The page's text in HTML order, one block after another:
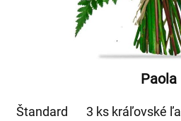
Paola
Štandard
3 ks kráľovské